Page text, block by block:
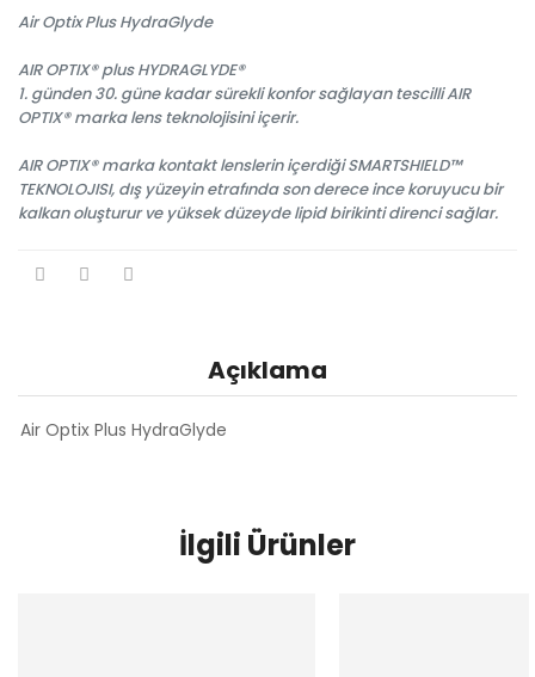
Air Optix Plus HydraGlyde
AIR OPTIX® plus HYDRAGLYDE®
1. günden 30. güne kadar sürekli konfor sağlayan tescilli AIR
OPTIX® marka lens teknolojisini içerir.
AIR OPTIX® marka kontakt lenslerin içerdiği SMARTSHIELD™
TEKNOLOJISI, dış yüzeyin etrafında son derece ince koruyucu bir
kalkan oluşturur ve yüksek düzeyde lipid birikinti direnci sağlar.
Açıklama
Air Optix Plus HydraGlyde
İlgili Ürünler